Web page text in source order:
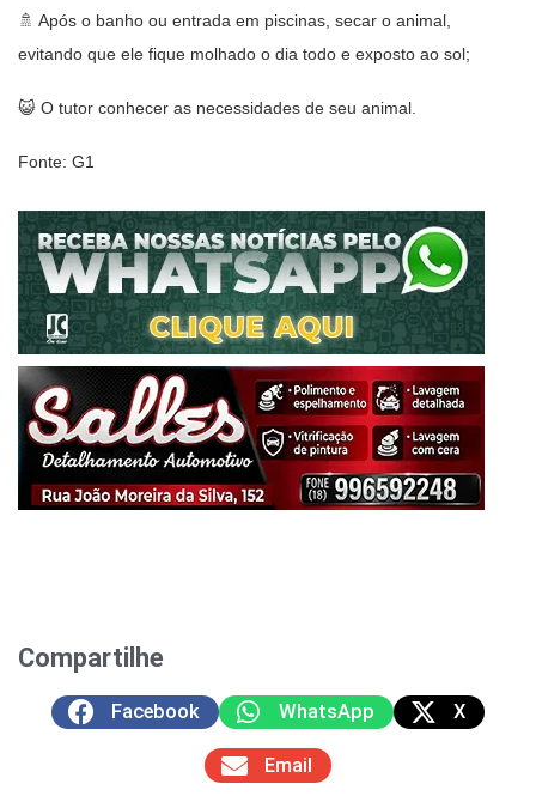
🚿 Após o banho ou entrada em piscinas, secar o animal,
evitando que ele fique molhado o dia todo e exposto ao sol;
😺 O tutor conhecer as necessidades de seu animal.
Fonte: G1
Compartilhe
Facebook WhatsApp X
Email